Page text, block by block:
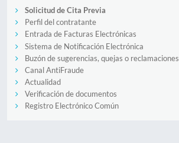
Solicitud de Cita Previa
Perfil del contratante
Entrada de Facturas Electrónicas
Sistema de Notificación Electrónica
Buzón de sugerencias, quejas o reclamaciones
Canal AntiFraude
Actualidad
Verificación de documentos
Registro Electrónico Común